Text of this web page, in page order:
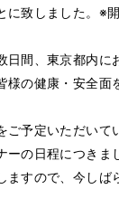
に致しました。※
日間、東京都内に
様の健康・安全面
ご予定いただいて
ーの日程につきま
ますので、今しば